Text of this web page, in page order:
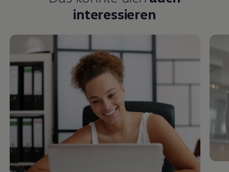
interessieren